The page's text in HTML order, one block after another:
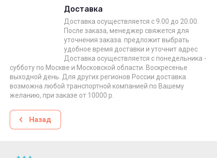
Доставка
Доставка осуществляется с 9.00 до 20.00.
После заказа, менеджер свяжется для
уточнения заказа. предложит выбрать
удобное время доставки и уточнит адрес.
Доставка осуществляется с понедельника -
субботу по Москве и Московской области. Воскресенье
выходной день. Для других регионов России доставка
возможна любой транспортной компанией по Вашему
желанию, при заказе от 10000 р.
Назад